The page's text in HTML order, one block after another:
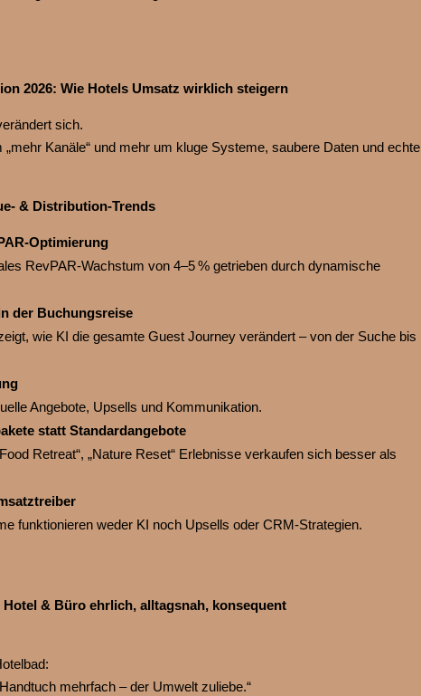
2026: Wie Hotels Umsatz wirklich steigern
sich.
Kanäle“ und mehr um kluge Systeme, saubere Daten und echte
& Distribution‑Trends
RevPAR‑Wachstum von 4–5 % getrieben durch dynamische
der Buchungsreise
wie KI die gesamte Guest Journey verändert – von der Suche bis
Angebote, Upsells und Kommunikation.
statt Standardangebote
Retreat“, „Nature Reset“ Erlebnisse verkaufen sich besser als
funktionieren weder KI noch Upsells oder CRM‑Strategien.
Hotel & Büro ehrlich, alltagsnah, konsequent
mehrfach – der Umwelt zuliebe.“